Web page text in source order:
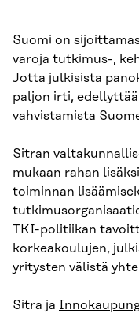
Suomi on
varoja tutkimus-,
Jotta julkisista
paljon irti,
vahvistamista
Sitran
mukaan rahan
toiminnan
TKI-politiikan
korkeakoulujen,
yritysten välistä
Sitra ja